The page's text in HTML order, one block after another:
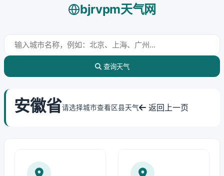
bjrvpm天气网
查询天气
安徽省请选择城市查看区县天气 返回上一页